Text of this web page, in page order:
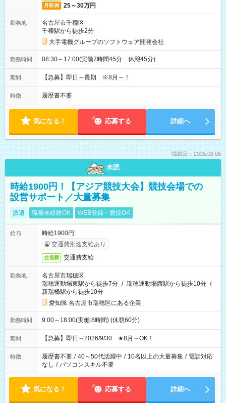
月収例 25～30万円
勤務地
名古屋市千種区
千種駅から徒歩2分
大手電機グループのソフトウェア開発会社
勤務時間 08:30～17:00(実働7時間45分 休憩45分)
期間 【急募】即日～長期 ※8月～！
特徴 履歴書不要
気になる！ 応募する 詳細へ
掲載日：2026.08.06
未読
時給1900円！【アジア競技大会】競技会場での
設営サポート／大量募集
派遣 職種未経験OK WEB登録・面接OK
給与
時給1900円
交通費別途支給あり
交通費 交通費支給
勤務地
名古屋市瑞穂区
瑞穂運動場東駅から徒歩7分 / 瑞穂運動場西駅から徒歩10分 /
新瑞橋駅から徒歩10分
愛知県 名古屋市瑞穂区にある企業
勤務時間 9:00～18:00(実働:8時間) (休憩60分)
期間 【急募】即日～2026/9/30 ★8月～OK！
特徴 履歴書不要 / 40～50代活躍中 / 10名以上の大量募集 / 電話対応
なし / パソコンスキル不要
気になる！ 応募する 詳細へ